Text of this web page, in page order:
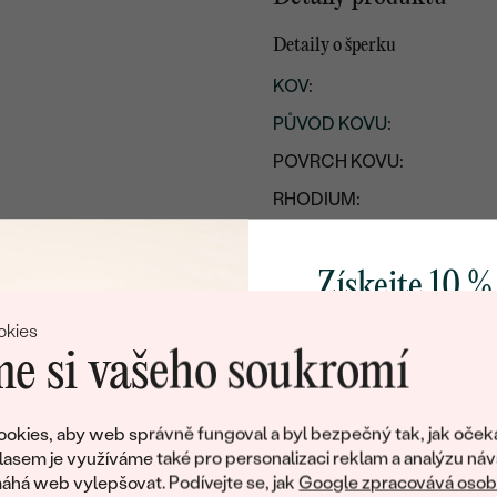
si vašeho soukromí
aby web správně fungoval a byl bezpečný tak, jak
je využíváme také pro personalizaci reklam a analýzu
web vylepšovat. Podívejte se, jakGoogle zpracovává
Detaily o šperku
KOV:
PŮVOD KOVU:
POVRCH KOVU:
RHODIUM:
VÝŠKA:
Detaily o řetízku
PŮVOD KOVU:
DÉLKA:
Získejte 10
poctivě vyráběných
Jako dárek na
zašleme slevový kód